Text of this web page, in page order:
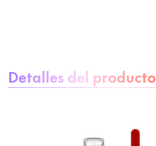
Detalles del producto